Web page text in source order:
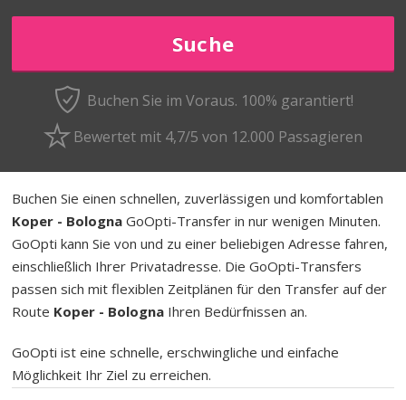
Buchen Sie im Voraus. 100% garantiert!
Bewertet mit 4,7/5 von 12.000 Passagieren
Buchen Sie einen schnellen, zuverlässigen und komfortablen
Koper - Bologna GoOpti-Transfer in nur wenigen Minuten.
GoOpti kann Sie von und zu einer beliebigen Adresse fahren,
einschließlich Ihrer Privatadresse. Die GoOpti-Transfers
passen sich mit flexiblen Zeitplänen für den Transfer auf der
Route Koper - Bologna Ihren Bedürfnissen an.
GoOpti ist eine schnelle, erschwingliche und einfache
Möglichkeit Ihr Ziel zu erreichen.